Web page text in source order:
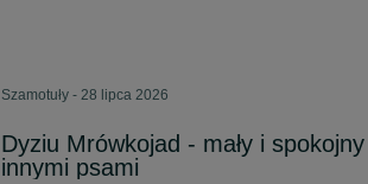
Szamotuły - 28 lipca 2026
Dyziu Mrówkojad - mały i
innymi psami